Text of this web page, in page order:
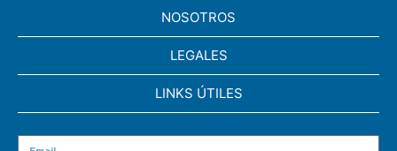
NOSOTROS
LEGALES
LINKS ÚTILES